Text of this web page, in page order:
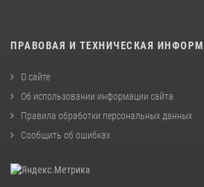
ПРАВОВАЯ И ТЕХНИЧЕСКАЯ
О сайте
Об использовании информации сайта
Правила обработки персональных данных
Сообщить об ошибках